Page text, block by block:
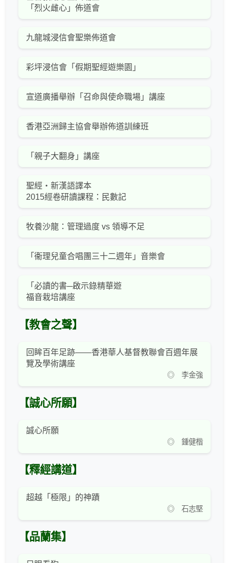
「烈火雌心」佈道會
九龍城浸信會聖樂佈道會
彩坪浸信會「假期聖經遊樂園」
宣道廣播舉辦「召命與使命職場」講座
香港亞洲歸主協會舉辦佈道訓練班
「親子大翻身」講座
聖經‧新漢語譯本
2015經卷研讀課程：民數記
牧養沙龍：管理過度 vs 領導不足
「衞理兒童合唱團三十二週年」音樂會
「必讀的書─啟示錄精華遊
福音栽培講座
【教會之聲】
回眸百年足跡——香港華人基督教聯會百週年展
覽及學術講座
◎ 李金強
【誠心所願】
誠心所願
◎ 鍾健楷
【釋經講道】
超越「極限」的神蹟
◎ 石志堅
【品蘭集】